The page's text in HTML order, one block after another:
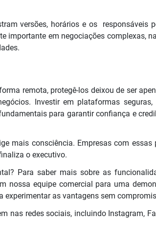
versões, horários e os responsáveis
importante em negociações complexas,
remota, protegê-los deixou de ser
Investir em plataformas seguras,
para garantir confiança e
mais consciência. Empresas com essas
o executivo.
Para saber mais sobre as
nossa equipe comercial para uma
experimentar as vantagens sem
nas redes sociais, incluindo Instagram,